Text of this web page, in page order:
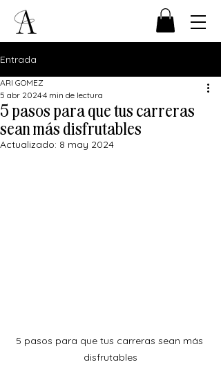
Entrada
5 pasos para que tus carreras
sean más disfrutables
ARI GOMEZ
5 abr 20244 min de lectura
Actualizado: 8 may 2024
5 pasos para que tus carreras sean más
disfrutables